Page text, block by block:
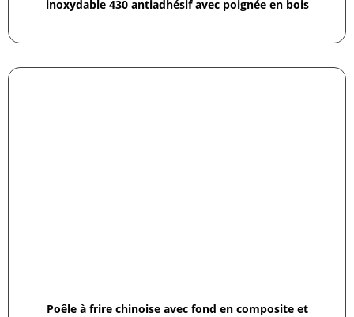
inoxydable 430 antiadhésif avec poignée en bois
Poêle à frire chinoise avec fond en composite et